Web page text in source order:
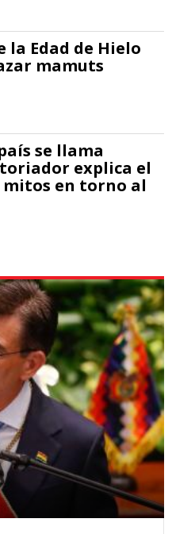
la Edad de Hielo
mamuts
se llama
explica el
mitos en torno al